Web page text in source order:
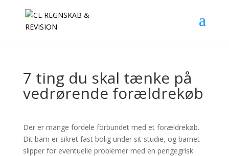
7 ting du skal tænke på
vedrørende forældrekøb
Der er mange fordele forbundet med et forældrekøb.
Dit barn er sikret fast bolig under sit studie, og barnet
slipper for eventuelle problemer med en pengegrisk